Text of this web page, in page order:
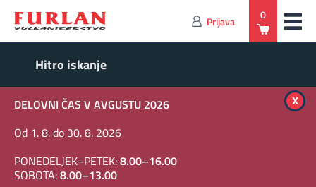
Prijava 0
DELOVNI ČAS V AVGUSTU 2026
Od 1. 8. do 30. 8. 2026
PONEDELJEK–PETEK:8.00–16.00
SOBOTA:8.00–13.00
x